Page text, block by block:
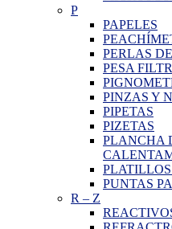
P
PAPELES
PERLAS
PESA
PINZAS Y
PIPETAS
PIZETAS
PLANCHA
PUNTAS
R – Z